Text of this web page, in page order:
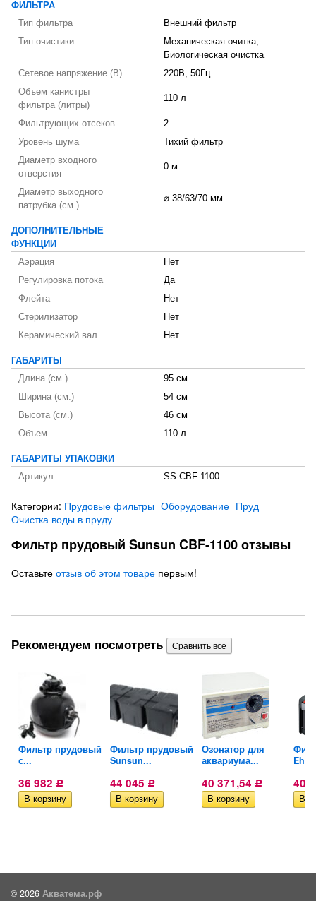
ФИЛЬТРА
Тип фильтра
Внешний фильтр
Тип очистики
Механическая очитка,
Биологическая очистка
Сетевое напряжение (В)
220В, 50Гц
Объем канистры
фильтра (литры)
110 л
Фильтрующих отсеков
2
Уровень шума
Тихий фильтр
Диаметр входного
отверстия
0 м
Диаметр выходного
патрубка (см.)
⌀ 38/63/70 мм.
ДОПОЛНИТЕЛЬНЫЕ
ФУНКЦИИ
Аэрация
Нет
Регулировка потока
Да
Флейта
Нет
Стерилизатор
Нет
Керамический вал
Нет
ГАБАРИТЫ
Длина (см.)
95 см
Ширина (см.)
54 см
Высота (см.)
46 см
Объем
110 л
ГАБАРИТЫ УПАКОВКИ
Артикул:
SS-CBF-1100
Категории: Прудовые фильтры Оборудование Пруд
Очистка воды в пруду
Фильтр прудовый Sunsun CBF-1100 отзывы
Оставьте отзыв об этом товаре первым!
Рекомендуем посмотреть
Фильтр прудовый
с...
36 982 Р
Фильтр прудовый
Sunsun...
44 045 Р
Озонатор для
аквариума...
40 371,54 Р 40
© 2026 Акватема.рф